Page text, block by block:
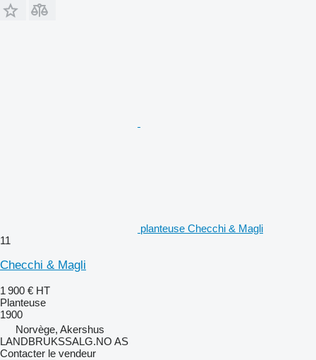
planteuse Checchi & Magli
11
Checchi & Magli
1 900 € HT
Planteuse
1900
Norvège, Akershus
LANDBRUKSSALG.NO AS
Contacter le vendeur